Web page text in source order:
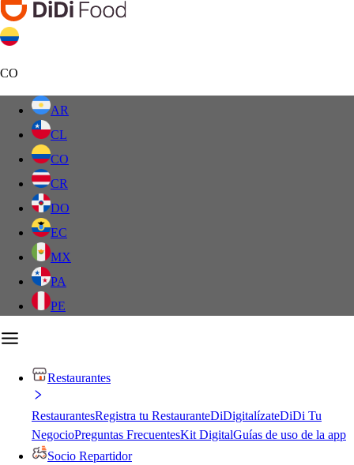
CO
AR
CL
CO
CR
DO
EC
MX
PA
PE
Restaurantes
RestaurantesRegistra tu RestauranteDiDigitalízateDiDi Tu
NegocioPreguntas FrecuentesKit DigitalGuías de uso de la app
Socio Repartidor